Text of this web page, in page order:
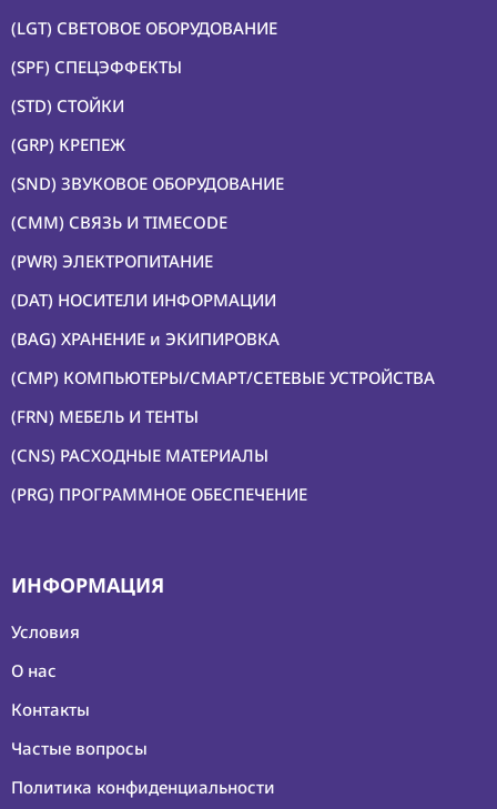
(LGT) СВЕТОВОЕ ОБОРУДОВАНИЕ
(SPF) СПЕЦЭФФЕКТЫ
(STD) СТОЙКИ
(GRP) КРЕПЕЖ
(SND) ЗВУКОВОЕ ОБОРУДОВАНИЕ
(CMM) СВЯЗЬ И TIMECODE
(PWR) ЭЛЕКТРОПИТАНИЕ
(DAT) НОСИТЕЛИ ИНФОРМАЦИИ
(BAG) ХРАНЕНИЕ и ЭКИПИРОВКА
(CMP) КОМПЬЮТЕРЫ/СМАРТ/СЕТЕВЫЕ УСТРОЙСТВА
(FRN) МЕБЕЛЬ И ТЕНТЫ
(CNS) РАСХОДНЫЕ МАТЕРИАЛЫ
(PRG) ПРОГРАММНОЕ ОБЕСПЕЧЕНИЕ
ИНФОРМАЦИЯ
Условия
О нас
Контакты
Частые вопросы
Политика конфиденциальности